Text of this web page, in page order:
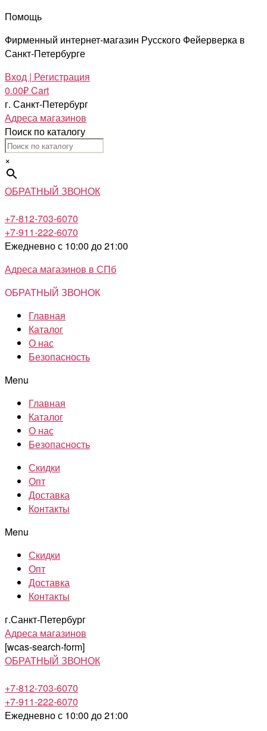
Помощь
Фирменный интернет-магазин Русского Фейерверка в
Санкт-Петербурге
Вход | Регистрация
0.00₽Cart
г. Санкт-Петербург
Адреса магазинов
Поиск по каталогу
×
ОБРАТНЫЙ ЗВОНОК
+7-812-703-6070
+7-911-222-6070
Ежедневно с 10:00 до 21:00
Адреса магазинов в СПб
ОБРАТНЫЙ ЗВОНОК
Главная
Каталог
О нас
Безопасность
Menu
Главная
Каталог
О нас
Безопасность
Скидки
Опт
Доставка
Контакты
Menu
Скидки
Опт
Доставка
Контакты
г.Санкт-Петербург
Адреса магазинов
[wcas-search-form]
ОБРАТНЫЙ ЗВОНОК
+7-812-703-6070
+7-911-222-6070
Ежедневно с 10:00 до 21:00